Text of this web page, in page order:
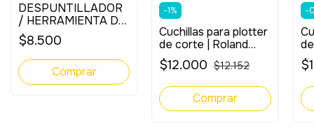
DESPUNTILLADOR
/ HERRAMIENTA DE
PLOTEO
$8.500
-1%
Cuchillas para plotter
de corte | Roland
Blade 30° (3 un.)
$12.000 $12.152
-